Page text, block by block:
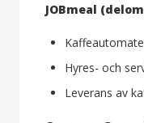
JOBmeal
Hyres- och
Leverans av